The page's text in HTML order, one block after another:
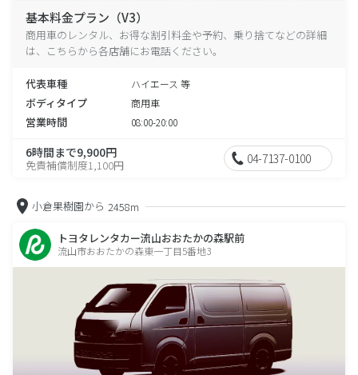
基本料金プラン（V3）
商用車のレンタル、お得な割引料金や予約、乗り捨てなどの詳細
は、こちらから各店舗にお電話ください。
代表車種 ハイエース 等
ボディタイプ 商用車
営業時間 08:00-20:00
6時間まで9,900円
免責補償制度1,100円 04-7137-0100
小倉果樹園から 2458m
トヨタレンタカー流山おおたかの森駅前
流山市おおたかの森東一丁目5番地3